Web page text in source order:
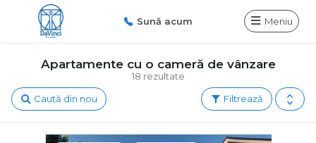
Sună acum Meniu
18 rezultate
Apartamente cu o cameră de vânzare
Filtrează
Caută din nou